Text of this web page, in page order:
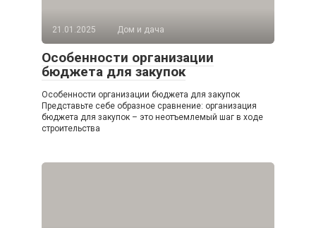
21.01.2025 Дом и дача
Особенности организации
бюджета для закупок
Особенности организации бюджета для закупок
Представьте себе образное сравнение: организация
бюджета для закупок – это неотъемлемый шаг в ходе
строительства